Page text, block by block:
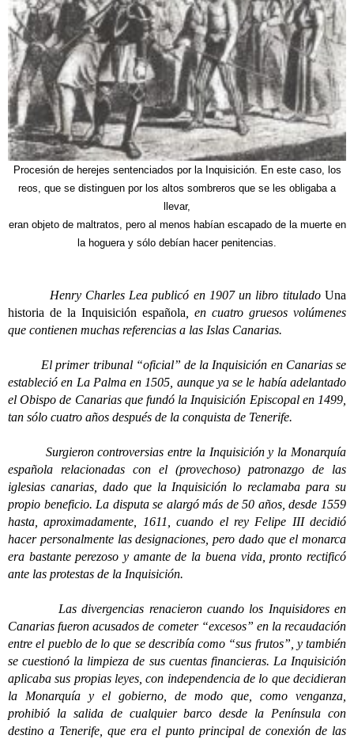
Procesión de herejes sentenciados por la Inquisición. En este caso, los
reos, que se distinguen por los altos sombreros que se les obligaba a
llevar,
eran objeto de maltratos, pero al menos habían escapado de la muerte en
la hoguera y sólo debían hacer penitencias.
Henry Charles Lea publicó en 1907 un libro titulado Una
historia de la Inquisición española , en cuatro gruesos volúmenes
que contienen muchas referencias a las Islas Canarias.
El primer tribunal “oficial” de la Inquisición en Canarias se
estableció en La Palma en 1505, aunque ya se le había adelantado
el Obispo de Canarias que fundó la Inquisición Episcopal en 1499,
tan sólo cuatro años después de la conquista de Tenerife.
Surgieron controversias entre la Inquisición y la Monarquía
española relacionadas con el (provechoso) patronazgo de las
iglesias canarias, dado que la Inquisición lo reclamaba para su
propio beneficio. La disputa se alargó más de 50 años, desde 1559
hasta, aproximadamente, 1611, cuando el rey Felipe III decidió
hacer personalmente las designaciones, pero dado que el monarca
era bastante perezoso y amante de la buena vida, pronto rectificó
ante las protestas de la Inquisición.
Las divergencias renacieron cuando los Inquisidores en
Canarias fueron acusados de cometer “excesos” en la recaudación
entre el pueblo de lo que se describía como “sus frutos”, y también
se cuestionó la limpieza de sus cuentas financieras. La Inquisición
aplicaba sus propias leyes, con independencia de lo que decidieran
la Monarquía y el gobierno, de modo que, como venganza,
prohibió la salida de cualquier barco desde la Península con
destino a Tenerife, que era el punto principal de conexión de las